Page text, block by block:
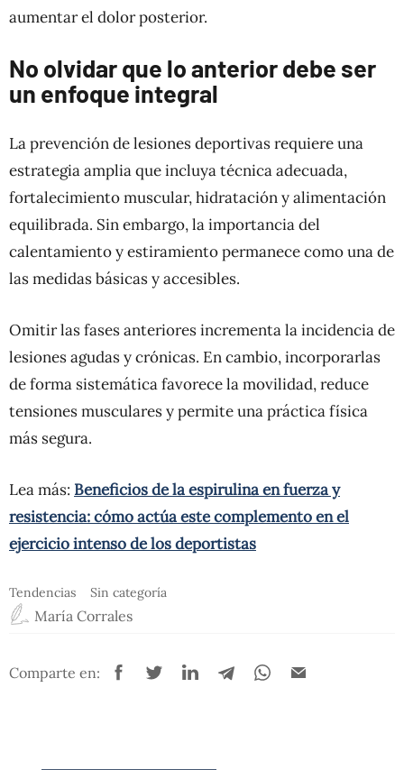
aumentar el dolor posterior.
No olvidar que lo anterior debe ser
un enfoque integral
La prevención de lesiones deportivas requiere una
estrategia amplia que incluya técnica adecuada,
fortalecimiento muscular, hidratación y alimentación
equilibrada. Sin embargo, la importancia del
calentamiento y estiramiento permanece como una de
las medidas básicas y accesibles.
Omitir las fases anteriores incrementa la incidencia de
lesiones agudas y crónicas. En cambio, incorporarlas
de forma sistemática favorece la movilidad, reduce
tensiones musculares y permite una práctica física
más segura.
Lea más: Beneficios de la espirulina en fuerza y
resistencia: cómo actúa este complemento en el
ejercicio intenso de los deportistas
Tendencias Sin categoría
María Corrales
Comparte en: